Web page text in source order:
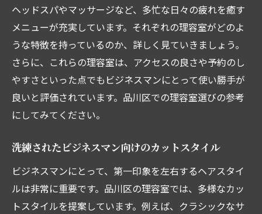
プロが教えるヘアケアのコツ
プロフェッショナルが揃う品川区理容室の魅力
を徹底解説
経験豊富なプロフェッショナルが在籍
理容室の設備とサービス内容
VIPルームやプライベート空間の紹介
プロフェッショナルの技術力を感じる瞬間
理容師とのコミュニケーション方法
忙しいビジネスマンのための品川区理容室リラ
クゼーションメニュー
ヘッドスパやマッサージなど、多忙な日々の疲れを癒す
メニューが充実しています。それぞれの理容室がどのよ
うな特徴を持っているのか、詳しく見ていきましょう。
さらに、これらの理容室は、アクセスの良さや予約のし
やすさといった点でもビジネスマンにとって使い勝手が
良いと評価されています。品川区での理容室選びの参考
にしてみてください。
洗練されたビジネスマン向けのカットスタイル
ビジネスマンにとって、第一印象を左右するヘアスタイ
ルは非常に重要です。品川区の理容室では、多様なカッ
トスタイルを提案しています。例えば、クラシックなサ